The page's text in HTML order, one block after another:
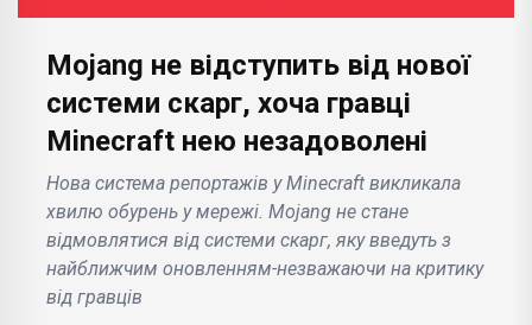
Mojang не відступить від нової
системи скарг, хоча гравці
Minecraft нею незадоволені
Нова система репортажів у Minecraft викликала
хвилю обурень у мережі. Mojang не стане
відмовлятися від системи скарг, яку введуть з
найближчим оновленням-незважаючи на критику
від гравців